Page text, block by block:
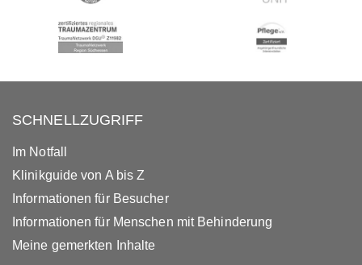
SCHNELLZUGRIFF
Im Notfall
Klinikguide von A bis Z
Informationen für Besucher
Informationen für Menschen mit Behinderung
Meine gemerkten Inhalte